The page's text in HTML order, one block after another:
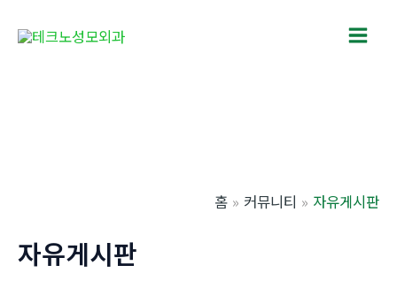
Main
홈 커뮤니티 자유게시판
자유게시판